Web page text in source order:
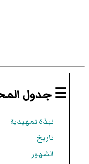
☰ جدول
نبذة تمهيدية
تاريخ
الشهور